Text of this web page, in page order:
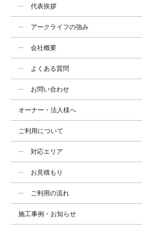
代表挨拶
アークライフの強み
会社概要
よくある質問
お問い合わせ
オーナー・法人様へ
ご利用について
対応エリア
お見積もり
ご利用の流れ
施工事例・お知らせ